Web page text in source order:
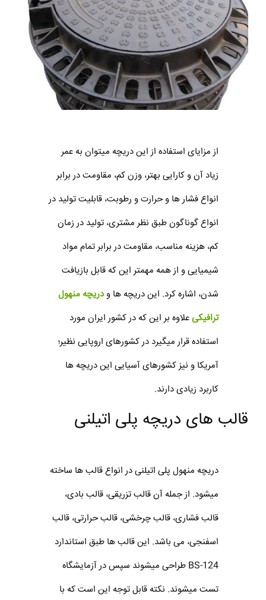
از مزایای استفاده از این دریچه میتوان به عمر
زیاد آن و کارایی بهتر، وزن کم، مقاومت در برابر
انواع فشار ها و حرارت و رطوبت، قابلیت تولید در
انواع گوناگون طبق نظر مشتری، تولید در زمان
کم، هزینه مناسب، مقاومت در برابر تمام مواد
شیمیایی و از همه مهمتر این که قابل بازیافت
شدن، اشاره کرد. این دریچه ها ودریچه منهول
ترافیکیعلاوه بر این که در کشور ایران مورد
استفاده قرار میگیرد در کشورهای اروپایی نظیر؛
آمریکا و نیز کشورهای آسیایی این دریچه ها
کاربرد زیادی دارند.
قالب های دریچه پلی اتیلنی
دریچه منهول پلی اتیلنی در انواع قالب ها ساخته
میشود. از جمله آن قالب تزریقی، قالب بادی،
قالب فشاری، قالب چرخشی، قالب حرارتی، قالب
اسفنجی، می باشد. این قالب ها طبق استاندارد
BS-124 طراحی میشوند سپس در آزمایشگاه
تست میشوند. نکته قابل توجه این است که با